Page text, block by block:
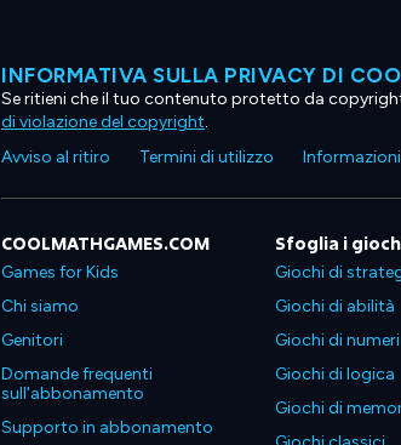
INFORMATIVA SULLA PRIVACY DI
Se ritieni che il tuo contenuto protetto da
di violazione del copyright.
Avviso al ritiro
Termini di utilizzo
COOLMATHGAMES.COM
Games for Kids
Chi siamo
Genitori
Domande frequenti
sull'abbonamento
Supporto in abbonamento
Sfoglia i
Giochi di
Giochi di abilità
Giochi di numeri
Giochi di logica
Giochi di